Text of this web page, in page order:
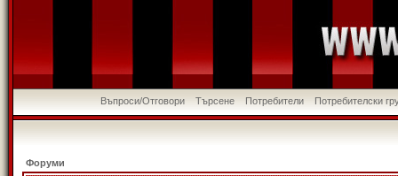
Въпроси/Отговори Търсене Потребители Потребителски
Форуми